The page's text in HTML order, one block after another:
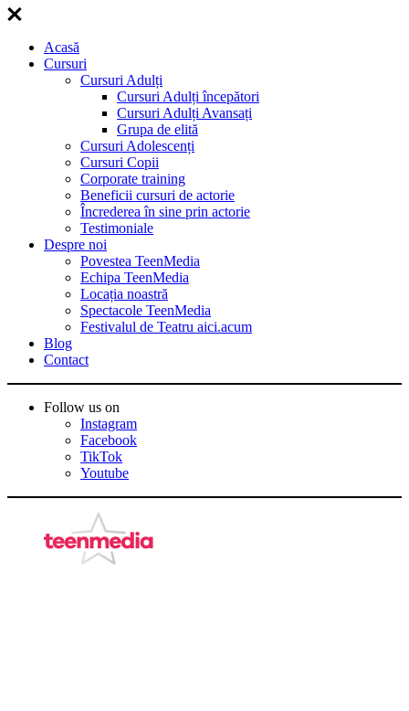
Acasă
Cursuri
Cursuri Adulți
Cursuri Adulți începători
Cursuri Adulți Avansați
Grupa de elită
Cursuri Adolescenți
Cursuri Copii
Corporate training
Beneficii cursuri de actorie
Încrederea în sine prin actorie
Testimoniale
Despre noi
Povestea TeenMedia
Echipa TeenMedia
Locația noastră
Spectacole TeenMedia
Festivalul de Teatru aici.acum
Blog
Contact
Follow us on
Instagram
Facebook
TikTok
Youtube